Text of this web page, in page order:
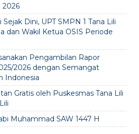
2026
Dini, UPT SMPN 1 Tana Lili
dan Wakil Ketua OSIS Periode
Pengambilan Rapor
2026 dengan Semangat
Indonesia
Gratis oleh Puskesmas Tana Lili
Muhammad SAW 1447 H